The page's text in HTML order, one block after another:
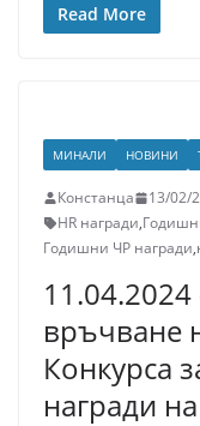
Read More
МИНАЛИ НОВИНИ
Констанца 13/02/
HR награди,
Годишни ЧР награди,
връчване
Конкурса
награди